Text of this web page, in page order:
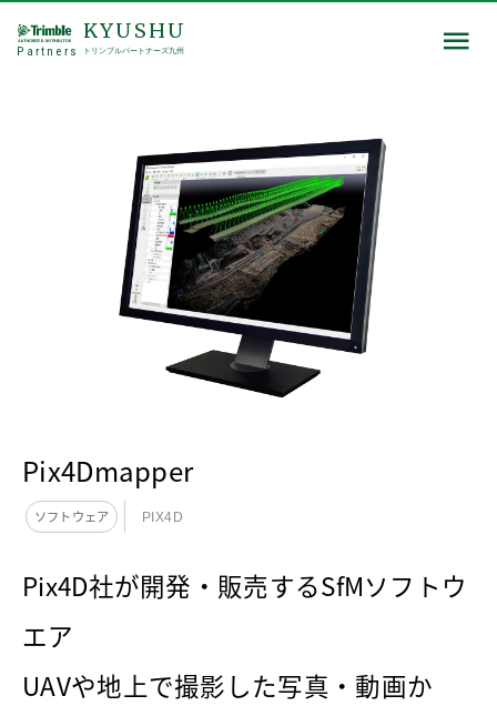
Partners
KYUSHU
トリンブルパートナーズ九州
Pix4Dmapper
ソフトウェア PIX4D
Pix4D社が開発・販売するSfMソフトウ
エア
UAVや地上で撮影した写真・動画か